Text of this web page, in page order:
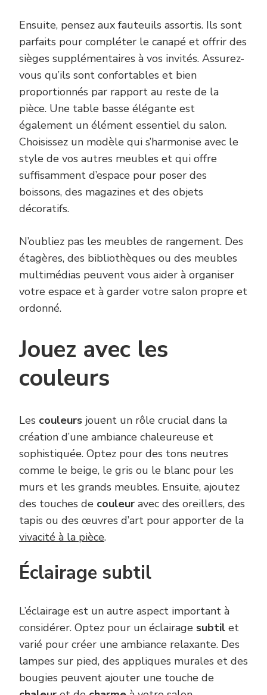
Ensuite, pensez aux fauteuils assortis. Ils sont
parfaits pour compléter le canapé et offrir des
sièges supplémentaires à vos invités. Assurez-
vous qu’ils sont confortables et bien
proportionnés par rapport au reste de la
pièce. Une table basse élégante est
également un élément essentiel du salon.
Choisissez un modèle qui s’harmonise avec le
style de vos autres meubles et qui offre
suffisamment d’espace pour poser des
boissons, des magazines et des objets
décoratifs.
N’oubliez pas les meubles de rangement. Des
étagères, des bibliothèques ou des meubles
multimédias peuvent vous aider à organiser
votre espace et à garder votre salon propre et
ordonné.
Jouez avec les
couleurs
Les couleurs jouent un rôle crucial dans la
création d’une ambiance chaleureuse et
sophistiquée. Optez pour des tons neutres
comme le beige, le gris ou le blanc pour les
murs et les grands meubles. Ensuite, ajoutez
des touches de couleur avec des oreillers, des
tapis ou des œuvres d’art pour apporter de la
vivacité à la pièce.
Éclairage subtil
L’éclairage est un autre aspect important à
considérer. Optez pour un éclairage subtil et
varié pour créer une ambiance relaxante. Des
lampes sur pied, des appliques murales et des
bougies peuvent ajouter une touche de